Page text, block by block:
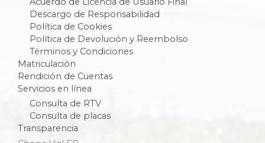
Descargo de Responsabilidad
Política de Cookies
Política de Devolución y Reembolso
Términos y Condiciones
Matriculación
Rendición de Cuentas
Servicios en línea
Consulta de RTV
Consulta de placas
Transparencia